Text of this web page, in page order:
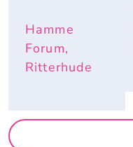
Hamme
Forum,
Ritterhude